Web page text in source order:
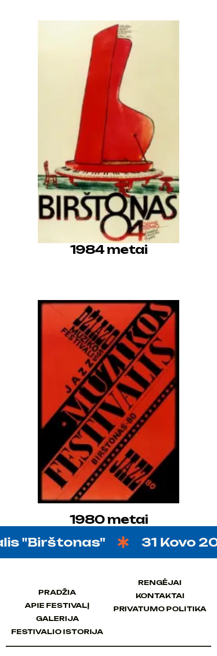
1984 metai
1980 metai
31 Kovo
PRADŽIA
APIE FESTIVALĮ
GALERIJA
FESTIVALIO ISTORIJA
RENGĖJAI
KONTAKTAI
PRIVATUMO POLITIKA